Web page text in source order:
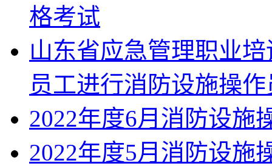
格考试
山东省应急管理职业
员工进行消防设施操
2022年度6月消防设施
2022年度5月消防设施